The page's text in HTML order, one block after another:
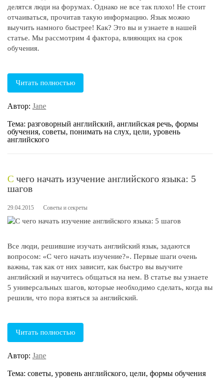
делятся люди на форумах. Однако не все так плохо! Не стоит
отчаиваться, прочитав такую информацию. Язык можно
выучить намного быстрее! Как? Это вы и узнаете в нашей
статье. Мы рассмотрим 4 фактора, влияющих на срок
обучения.
Читать полностью
Автор: Jane
Тема: разговорный английский, английская речь, формы
обучения, советы, понимать на слух, цели, уровень
английского
С чего начать изучение английского языка: 5
шагов
29.04.2015 Советы и секреты
Все люди, решившие изучать английский язык, задаются
вопросом: «С чего начать изучение?». Первые шаги очень
важны, так как от них зависит, как быстро вы выучите
английский и научитесь общаться на нем. В статье вы узнаете
5 универсальных шагов, которые необходимо сделать, когда вы
решили, что пора взяться за английский.
Читать полностью
Автор: Jane
Тема: советы, уровень английского, цели, формы обучения